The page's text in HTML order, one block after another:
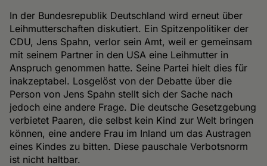
In der Bundesrepublik Deutschland wird erneut über
Leihmutterschaften diskutiert. Ein Spitzenpolitiker der
CDU, Jens Spahn, verlor sein Amt, weil er gemeinsam
mit seinem Partner in den USA eine Leihmutter in
Anspruch genommen hatte. Seine Partei hielt dies für
inakzeptabel. Losgelöst von der Debatte über die
Person von Jens Spahn stellt sich der Sache nach
jedoch eine andere Frage. Die deutsche Gesetzgebung
verbietet Paaren, die selbst kein Kind zur Welt bringen
können, eine andere Frau im Inland um das Austragen
eines Kindes zu bitten. Diese pauschale Verbotsnorm
ist nicht haltbar.